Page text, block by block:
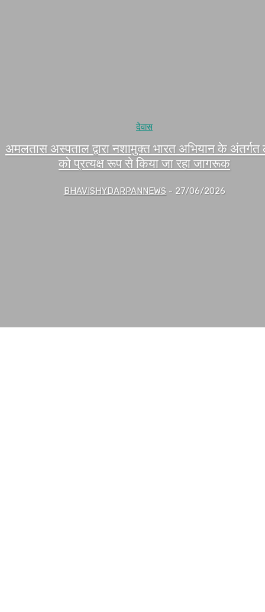
देवास
अमलतास अस्पताल द्वारा नशामुक्त भारत अभियान के अंतर्गत
को प्रत्यक्ष रूप से किया जा रहा जागरूक
BHAVISHYDARPANNEWS - 27/06/2026